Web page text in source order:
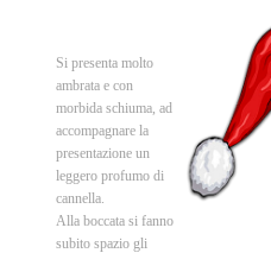
Si presenta molto
ambrata e con
morbida schiuma, ad
accompagnare la
presentazione un
leggero profumo di
cannella.
Alla boccata si fanno
subito spazio gli